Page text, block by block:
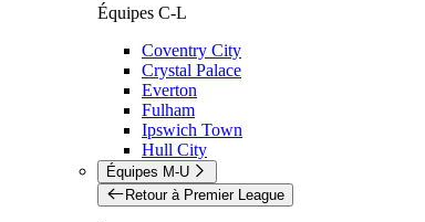
Équipes C-L
Coventry City
Crystal Palace
Everton
Fulham
Ipswich Town
Hull City
Équipes M-U
Retour à Premier League